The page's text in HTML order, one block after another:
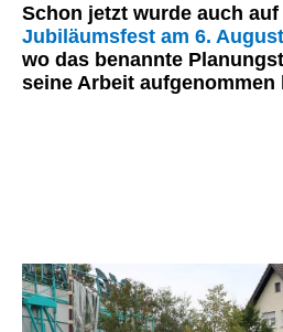
Schon jetzt wurde auch
Jubiläumsfest am 6.
wo das benannte
seine Arbeit aufgenommen